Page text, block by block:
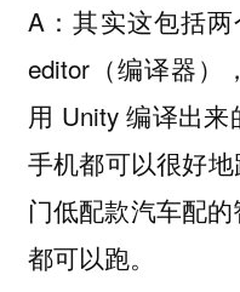
A：其实这包括
editor（编译器）
用 Unity 编译出
手机都可以很好
门低配款汽车配
都可以跑。